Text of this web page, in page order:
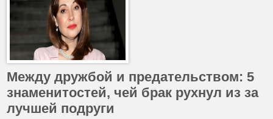
Между дружбой и предательством: 5
знаменитостей, чей брак рухнул из за
лучшей подруги